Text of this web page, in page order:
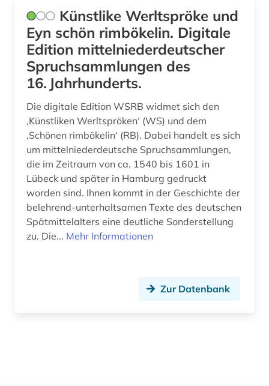
Künstlike Werltspröke und
Eyn schön rimbökelin. Digitale
Edition mittelniederdeutscher
Spruchsammlungen des
16. Jahrhunderts.
Die digitale Edition WSRB widmet sich den
‚Künstliken Werltspröken‘ (WS) und dem
‚Schönen rimbökelin‘ (RB). Dabei handelt es sich
um mittelniederdeutsche Spruchsammlungen,
die im Zeitraum von ca. 1540 bis 1601 in
Lübeck und später in Hamburg gedruckt
worden sind. Ihnen kommt in der Geschichte der
belehrend-unterhaltsamen Texte des deutschen
Spätmittelalters eine deutliche Sonderstellung
zu. Die... Mehr Informationen
Zur Datenbank